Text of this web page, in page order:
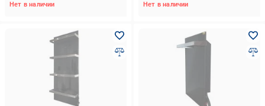
Нет в наличии Нет в наличии